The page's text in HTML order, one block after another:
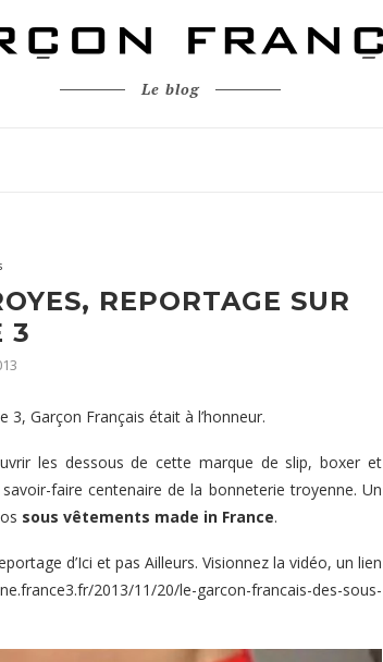
Le blog
REPORTAGE SUR
3
3, Garçon Français était à l’honneur.
les dessous de cette marque de slip, boxer et
faire centenaire de la bonneterie troyenne. Un
sous vêtements made in France.
d’Ici et pas Ailleurs. Visionnez la vidéo, un lien
2013/11/20/le-garcon-francais-des-sous-